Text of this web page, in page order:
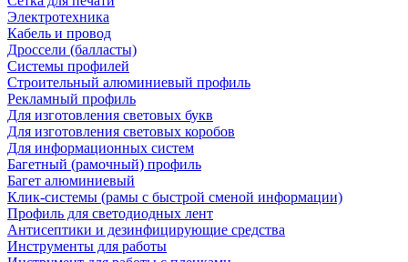
Электротехника
Кабель и провод
Дроссели (балласты)
Системы профилей
Строительный алюминиевый профиль
Рекламный профиль
Для изготовления световых букв
Для изготовления световых коробов
Для информационных систем
Багетный (рамочный) профиль
Багет алюминиевый
Клик-системы (рамы с быстрой сменой информации)
Профиль для светодиодных лент
Антисептики и дезинфицирующие средства
Инструменты для работы